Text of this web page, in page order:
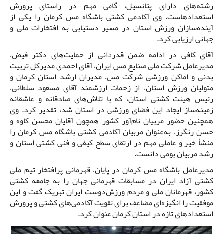
رشته‌های دارای پتانسیل، گامی مهم در راستای پرورش
استعدادهاست. وی آکادمی کشتی باشگاه مس کرمان را یکی از
آینده‌سازان ورزش استان در مسیر دستیابی به افتخارات ملی و
جهانی ارزیابی کرد.
آقای کافی در ادامه ضمن قدردانی از حمایت‌های دکتر فیض،
مدیرعامل شرکت ملی صنایع مس ایران، آقای احمدی مدیرکل تربیت
بدنی و اماکن ورزشی شرکت مس، مدیران ارشد استان کرمان و
متولیان ورزش استان، از زحمات ارزشمند آقای مسعود سلطانی،
رئیس هیئت کشتی استان، که با تلاش‌های صادقانه و عاشقانه
زمینه‌ساز ایجاد این فضای ورزشی در استان شد، تقدیر کرد. وی
همچنین حضور مربیان نام‌آور کشور همچون آقایان محسن کاوه و
حسن رنگرز، به‌عنوان مربیان آکادمی کشتی باشگاه مس کرمان را
منشأ خیر و عاملی مهم در ارتقای سطح کیفی و فنی کشتی استان و
رشد مربیان بومی دانست.
مدیرعامل باشگاه مس کرمان در پایان، قهرمانی پرافتخار تیم ملی
کشتی آزاد ایران در مسابقات قهرمانی جهان را به جامعه کشتی
کشور، قهرمانان ملی و مردم ورزش‌دوست ایران تبریک گفت و این
موفقیت را انگیزه‌ای مضاعف برای تقویت آکادمی‌های کشتی و پرورش
استعدادهای تازه در استان کرمان عنوان کرد.